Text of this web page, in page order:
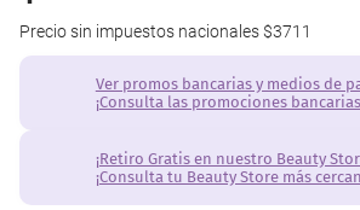
Precio sin impuestos nacionales $3711
Ver promos bancarias y medios de
¡Consulta las promociones
¡Retiro Gratis en nuestro Beauty
¡Consulta tu Beauty Store más